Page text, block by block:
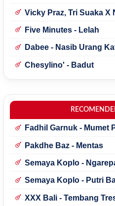
Vicky Praz, Tri Suaka X
Five Minutes - Lelah
Dabee - Nasib Urang
Chesylino' - Badut
Fadhil Garnuk - Mumet
Pakdhe Baz - Mentas
Semaya Koplo -
Semaya Koplo - Putri
XXX Bali - Tembang